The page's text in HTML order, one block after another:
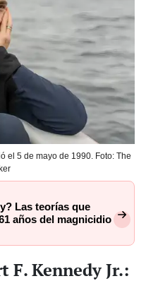
el 5 de mayo de 1990. Foto: The
Las teorías que
años del magnicidio
F. Kennedy Jr.: